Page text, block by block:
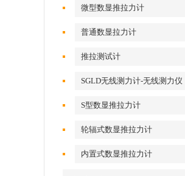
微型数显推拉力计
普通数显拉力计
推拉测试计
SGLD无线测力计-无线测力仪
S型数显推拉力计
轮辐式数显推拉力计
内置式数显推拉力计